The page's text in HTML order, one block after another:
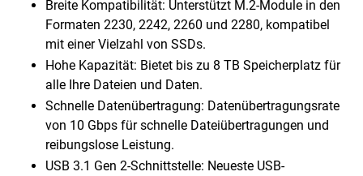
Breite Kompatibilität: Unterstützt M.2-Module in den
Formaten 2230, 2242, 2260 und 2280, kompatibel
mit einer Vielzahl von SSDs.
Hohe Kapazität: Bietet bis zu 8 TB Speicherplatz für
alle Ihre Dateien und Daten.
Schnelle Datenübertragung: Datenübertragungsrate
von 10 Gbps für schnelle Dateiübertragungen und
reibungslose Leistung.
USB 3.1 Gen 2-Schnittstelle: Neueste USB-